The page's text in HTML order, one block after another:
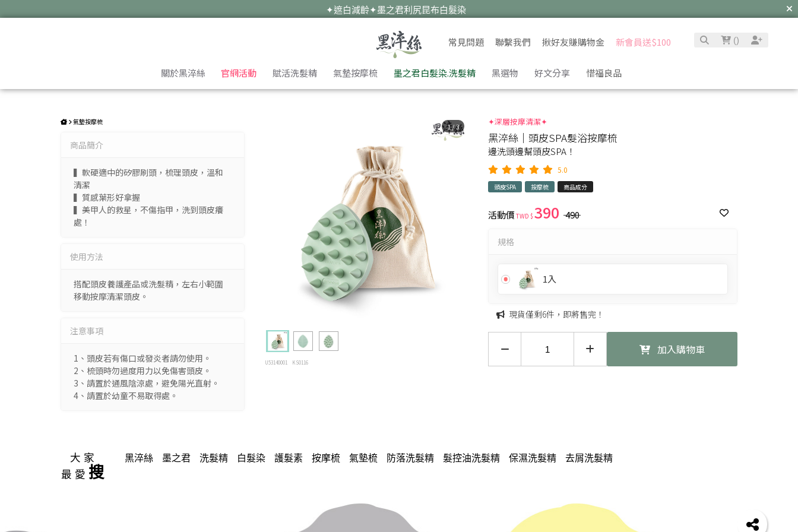
✦遮白減齡✦墨之君利尻昆布白髮染
遠離油癢雪花✦蜂膠洗髮精✦淨化平衡
暑假旅遊去✦外出自備✦洗護梳旅行組
常見問題 聯繫我們 揪好友賺購物金 新會員送$100 ()
關於黑淬絲 官網活動 賦活洗髮精 氣墊按摩梳 墨之君白髮染.洗髮精 黑選物 好文分享 惜福良品
氣墊按摩梳
商品簡介
▍軟硬適中的矽膠刷頭，梳理頭皮，溫和
清潔
▍質感葉形好拿握
▍美甲人的救星，不傷指甲，洗到頭皮癢
處！
使用方法
搭配頭皮養護產品或洗髮精，左右小範圍
移動按摩清潔頭皮。
注意事項
1、頭皮若有傷口或發炎者請勿使用。
2、梳頭時勿過度用力以免傷害頭皮。
3、請置於通風陰涼處，避免陽光直射。
4、請置於幼童不易取得處。
1/3
U53140001 KS0116
✦深層按摩清潔✦
黑淬絲│頭皮SPA髮浴按摩梳
邊洗頭邊幫頭皮SPA！
5.0
頭皮SPA 按摩梳 商品成分
活動價 TWD $ 390 490
規格
1入
現貨僅剩6件，即將售完！
加入購物車
現貨僅剩6件，即將售完！
大家
最愛 搜
黑淬絲 墨之君 洗髮精 白髮染 護髮素 按摩梳 氣墊梳 防落洗髮精 髮控油洗髮精 保濕洗髮精 去屑洗髮精